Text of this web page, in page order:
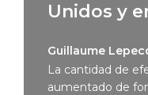
Unidos y
Guillaume
La cantidad de
aumentado de